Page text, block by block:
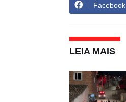
Facebook
LEIA MAIS